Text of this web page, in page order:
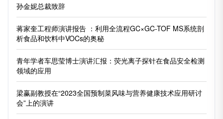
孙金妮总裁致辞
蒋家奎工程师演讲报告 ：利用全流程GC×GC-TOF MS系统剖
析食品和饮料中VOCs的奥秘
青年学者车思莹博士演讲汇报：荧光离子探针在食品安全检测
领域的应用
梁赢副教授在“2023全国预制菜风味与营养健康技术应用研讨
会”上的演讲